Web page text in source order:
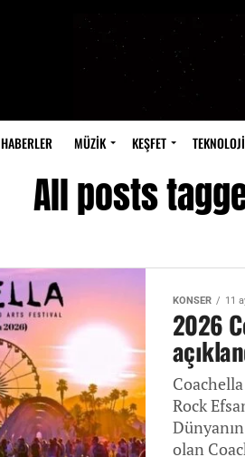
HABERLER MÜZİK KEŞFET TEKNOLOJİ
All posts
KONSER 11
2026
Coachella
Rock
olan